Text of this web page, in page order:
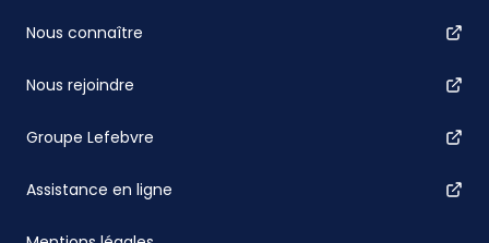
Nous connaître
Nous rejoindre
Groupe Lefebvre
Assistance en ligne